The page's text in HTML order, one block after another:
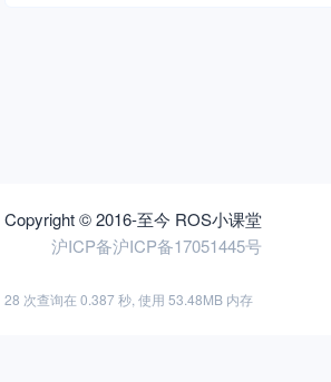
Copyright © 2016-至今 ROS小课堂
沪ICP备沪ICP备17051445号
28 次查询在 0.387 秒, 使用 53.48MB 内存